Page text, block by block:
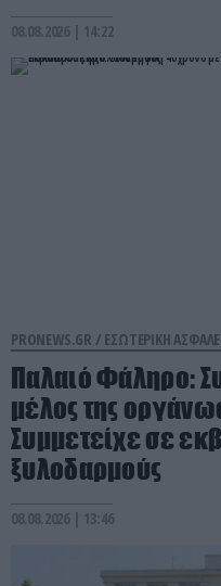
08.08.2026 | 14:22
PRONEWS.GR / ΕΣΩΤΕΡΙΚΗ
Παλαιό Φάληρο:
μέλος της
Συμμετείχε σε
ξυλοδαρμούς
08.08.2026 | 13:46